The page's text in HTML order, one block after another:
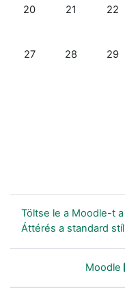
Nincs esemény,
20 Nincs
21 22
Nincs esemény,
27 Nincs
28 29
Töltse le a Moodle-t
Áttérés a standard
Moodle